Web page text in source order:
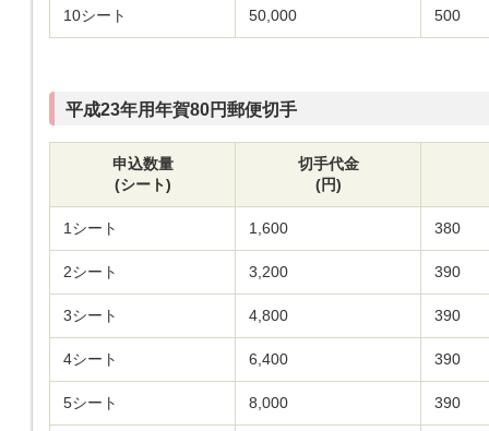
10シート 50,000 500
平成23年用年賀80円郵便切手
申込数量
(シート)
切手代金
(円)
1シート 1,600 380
2シート 3,200 390
3シート 4,800 390
4シート 6,400 390
5シート 8,000 390